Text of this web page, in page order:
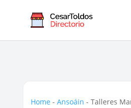
Home - Ansoáin - Talleres